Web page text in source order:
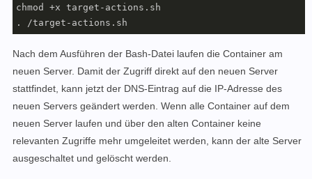
chmod +x target-actions.sh
. /target-actions.sh
Nach dem Ausführen der Bash-Datei laufen die Container am
neuen Server. Damit der Zugriff direkt auf den neuen Server
stattfindet, kann jetzt der DNS-Eintrag auf die IP-Adresse des
neuen Servers geändert werden. Wenn alle Container auf dem
neuen Server laufen und über den alten Container keine
relevanten Zugriffe mehr umgeleitet werden, kann der alte Server
ausgeschaltet und gelöscht werden.